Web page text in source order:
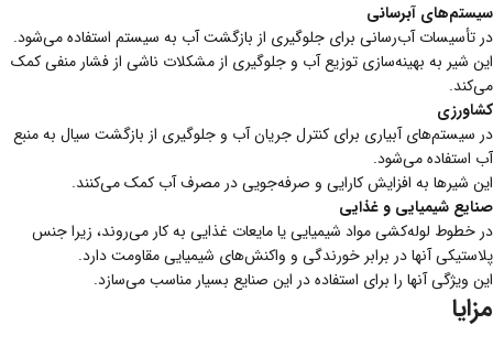
سیستم‌های آبرسانی
در تأسیسات آب‌رسانی برای جلوگیری از بازگشت آب به سیستم استفاده می‌شود.
این شیر به بهینه‌سازی توزیع آب و جلوگیری از مشکلات ناشی از فشار منفی کمک
می‌کند.
کشاورزی
در سیستم‌های آبیاری برای کنترل جریان آب و جلوگیری از بازگشت سیال به منبع
آب استفاده می‌شود.
این شیرها به افزایش کارایی و صرفه‌جویی در مصرف آب کمک می‌کنند.
صنایع شیمیایی و غذایی
در خطوط لوله‌کشی مواد شیمیایی یا مایعات غذایی به کار می‌روند، زیرا جنس
پلاستیکی آنها در برابر خورندگی و واکنش‌های شیمیایی مقاومت دارد.
این ویژگی آنها را برای استفاده در این صنایع بسیار مناسب می‌سازد.
مزایا